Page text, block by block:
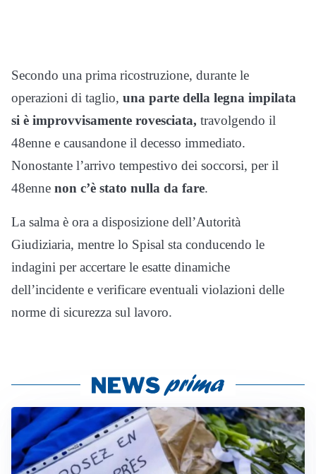
Secondo una prima ricostruzione, durante le
operazioni di taglio, una parte della legna impilata
si è improvvisamente rovesciata, travolgendo il
48enne e causandone il decesso immediato.
Nonostante l’arrivo tempestivo dei soccorsi, per il
48enne non c’è stato nulla da fare.
La salma è ora a disposizione dell’Autorità
Giudiziaria, mentre lo Spisal sta conducendo le
indagini per accertare le esatte dinamiche
dell’incidente e verificare eventuali violazioni delle
norme di sicurezza sul lavoro.